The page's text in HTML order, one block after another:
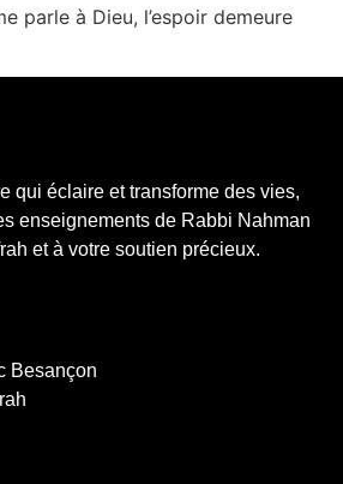
parle à Dieu, l’espoir demeure
qui éclaire et transforme des vies,
enseignements de Rabbi Nahman
et à votre soutien précieux.
Besançon